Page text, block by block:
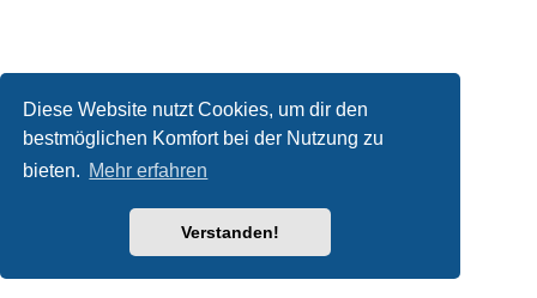
Diese Website nutzt Cookies, um dir den
bestmöglichen Komfort bei der Nutzung zu
bieten. Mehr erfahren
Verstanden!